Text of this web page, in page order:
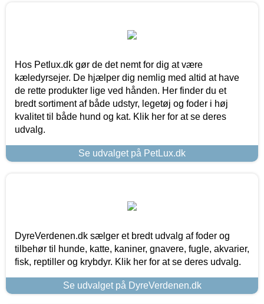
Hos Petlux.dk gør de det nemt for dig at være
kæledyrsejer. De hjælper dig nemlig med altid at have
de rette produkter lige ved hånden. Her finder du et
bredt sortiment af både udstyr, legetøj og foder i høj
kvalitet til både hund og kat. Klik her for at se deres
udvalg.
Se udvalget på PetLux.dk
DyreVerdenen.dk sælger et bredt udvalg af foder og
tilbehør til hunde, katte, kaniner, gnavere, fugle, akvarier,
fisk, reptiller og krybdyr. Klik her for at se deres udvalg.
Se udvalget på DyreVerdenen.dk